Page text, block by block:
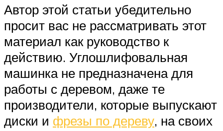
Автор этой статьи убедительно
просит вас не рассматривать этот
материал как руководство к
действию. Углошлифовальная
машинка не предназначена для
работы с деревом, даже те
производители, которые выпускают
диски и фрезы по дереву, на своих